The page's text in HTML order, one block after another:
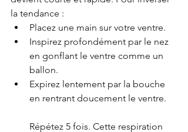
la tendance :
Placez une main sur votre ventre.
Inspirez profondément par le nez
en gonflant le ventre comme un
ballon.
Expirez lentement par la bouche
en rentrant doucement le ventre.
Répétez 5 fois. Cette respiration